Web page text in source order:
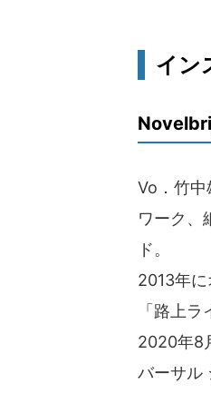
イン
Vo．竹中
ワーク、
ド。
2013年
「路上
2020年8
バーサル